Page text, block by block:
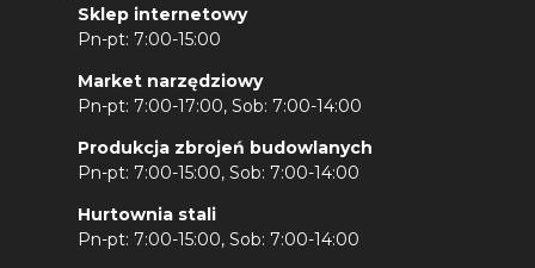
Sklep internetowy
Pn-pt: 7:00-15:00
Market narzędziowy
Pn-pt: 7:00-17:00, Sob: 7:00-14:00
Produkcja zbrojeń budowlanych
Pn-pt: 7:00-15:00, Sob: 7:00-14:00
Hurtownia stali
Pn-pt: 7:00-15:00, Sob: 7:00-14:00